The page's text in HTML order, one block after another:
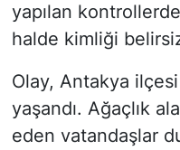
yapılan
halde kimliği
Olay, Antakya
yaşandı. Ağaçlık
eden vatandaşlar